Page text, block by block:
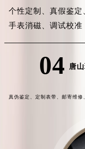
个性定制、 真假鉴定
手表消磁、 调试校准
04 唐
真伪鉴定、 定制表带、 邮寄维修